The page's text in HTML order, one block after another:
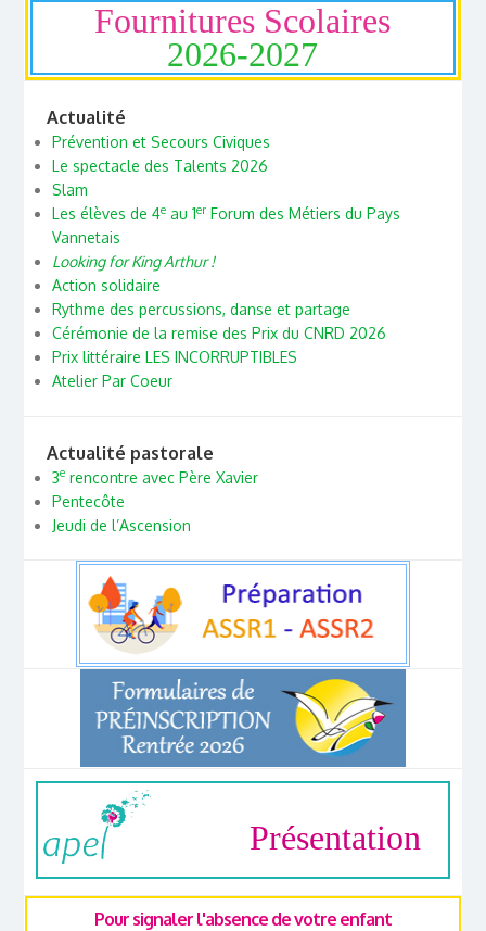
Fournitures Scolaires
2026-2027
Actualité
Prévention et Secours Civiques
Le spectacle des Talents 2026
Slam
Les élèves de 4eau 1erForum des Métiers du Pays
Vannetais
Looking for King Arthur !
Action solidaire
Rythme des percussions, danse et partage
Cérémonie de la remise des Prix du CNRD 2026
Prix littéraire LES INCORRUPTIBLES
Atelier Par Coeur
Actualité pastorale
3erencontre avec Père Xavier
Pentecôte
Jeudi de l’Ascension
Présentation
Pour signaler l'absence de votre enfant